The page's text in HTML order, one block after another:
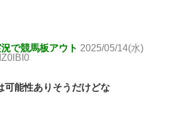
で競馬板アウト 2025/05/14(水)
可能性ありそうだけどな